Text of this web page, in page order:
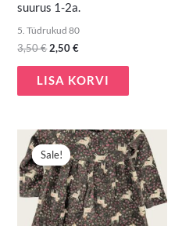
suurus 1-2a.
5. Tüdrukud 80
3,50€2,50€
LISA KORVI
Sale!
Sale!
Algne
hind
oli:
3,90 €.
Praegune
hind
on:
2,50 €.